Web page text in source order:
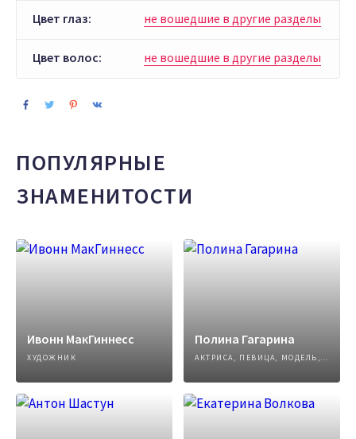
Цвет глаз: не вошедшие в другие разделы
Цвет волос: не вошедшие в другие разделы
ПОПУЛЯРНЫЕ
ЗНАМЕНИТОСТИ
Ивонн МакГиннесс
ХУДОЖНИК
Полина Гагарина
АКТРИСА, ПЕВИЦА, МОДЕЛЬ, АВТОР ПЕСЕН